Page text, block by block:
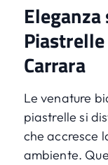
Carrara
Le venature
piastrelle si
che accresce
ambiente.